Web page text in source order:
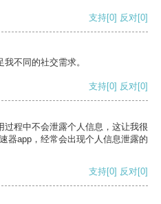
支持[0] 反对[0]
不同的社交需求。
支持[0] 反对[0]
程中不会泄露个人信息，这让我很
器app，经常会出现个人信息泄露的
支持[0] 反对[0]